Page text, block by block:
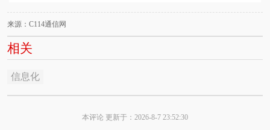
来源：C114通信网
相关
信息化
本评论 更新于：2026-8-7 23:52:30